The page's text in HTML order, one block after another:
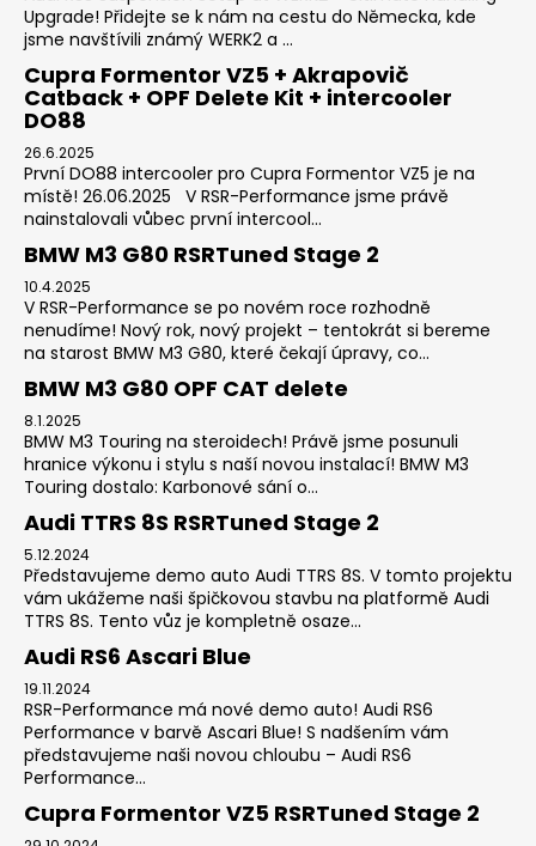
Upgrade! Přidejte se k nám na cestu do Německa, kde
jsme navštívili známý WERK2 a ...
Cupra Formentor VZ5 + Akrapovič
Catback + OPF Delete Kit + intercooler
DO88
26.6.2025
První DO88 intercooler pro Cupra Formentor VZ5 je na
místě! 26.06.2025 V RSR-Performance jsme právě
nainstalovali vůbec první intercool...
BMW M3 G80 RSRTuned Stage 2
10.4.2025
V RSR-Performance se po novém roce rozhodně
nenudíme! Nový rok, nový projekt – tentokrát si bereme
na starost BMW M3 G80, které čekají úpravy, co...
BMW M3 G80 OPF CAT delete
8.1.2025
BMW M3 Touring na steroidech! Právě jsme posunuli
hranice výkonu i stylu s naší novou instalací! BMW M3
Touring dostalo: Karbonové sání o...
Audi TTRS 8S RSRTuned Stage 2
5.12.2024
Představujeme demo auto Audi TTRS 8S. V tomto projektu
vám ukážeme naši špičkovou stavbu na platformě Audi
TTRS 8S. Tento vůz je kompletně osaze...
Audi RS6 Ascari Blue
19.11.2024
RSR-Performance má nové demo auto! Audi RS6
Performance v barvě Ascari Blue! S nadšením vám
představujeme naši novou chloubu – Audi RS6
Performance...
Cupra Formentor VZ5 RSRTuned Stage 2